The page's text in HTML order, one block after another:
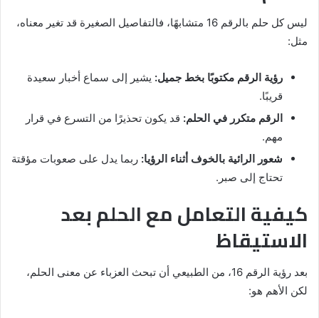
ليس كل حلم بالرقم 16 متشابهًا، فالتفاصيل الصغيرة قد تغير معناه،
مثل:
رؤية الرقم مكتوبًا بخط جميل: يشير إلى سماع أخبار سعيدة
قريبًا.
الرقم متكرر في الحلم: قد يكون تحذيرًا من التسرع في قرار
مهم.
شعور الرائية بالخوف أثناء الرؤيا: ربما يدل على صعوبات مؤقتة
تحتاج إلى صبر.
كيفية التعامل مع الحلم بعد
الاستيقاظ
بعد رؤية الرقم 16، من الطبيعي أن تبحث العزباء عن معنى الحلم،
لكن الأهم هو: